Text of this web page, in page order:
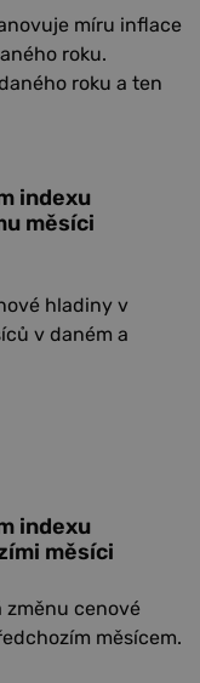
míru inflace
roku.
roku a ten
indexu
měsíci
hladiny v
v daném a
indexu
měsíci
změnu cenové
měsícem.